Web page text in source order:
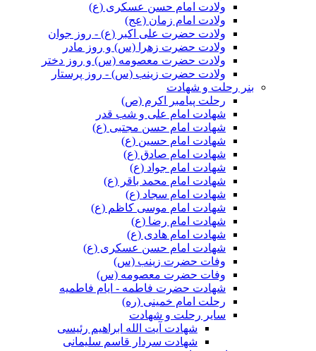
ولادت امام حسن عسکری (ع)
ولادت امام زمان (عج)
ولادت حضرت علی اکبر (ع) - روز جوان
ولادت حضرت زهرا (س) و روز مادر
ولادت حضرت معصومه (س) و روز دختر
ولادت حضرت زینب (س) - روز پرستار
بنر رحلت و شهادت
رحلت پیامبر اکرم (ص)
شهادت امام علی و شب قدر
شهادت امام حسن مجتبی (ع)
شهادت امام حسین (ع)
شهادت امام صادق (ع)
شهادت امام جواد (ع)
شهادت امام محمد باقر (ع)
شهادت امام سجاد (ع)
شهادت امام موسی کاظم (ع)
شهادت امام رضا (ع)
شهادت امام هادی (ع)
شهادت امام حسن عسکری (ع)
وفات حضرت زینب (س)
وفات حضرت معصومه (س)
شهادت حضرت فاطمه - ایام فاطمیه
رحلت امام خمینی (ره)
سایر رحلت و شهادت
شهادت آیت الله ابراهیم رئیسی
شهادت سردار قاسم سلیمانی